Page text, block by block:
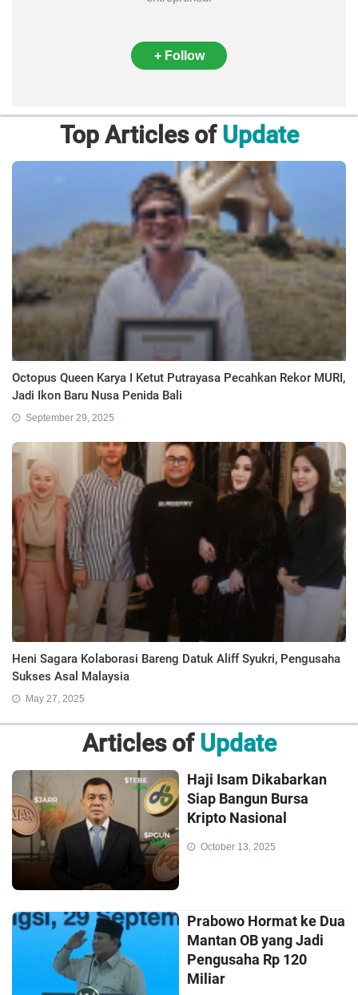
+ Follow
Top Articles of Update
Octopus Queen Karya I Ketut Putrayasa Pecahkan Rekor MURI,
Jadi Ikon Baru Nusa Penida Bali
September 29, 2025
Heni Sagara Kolaborasi Bareng Datuk Aliff Syukri, Pengusaha
Sukses Asal Malaysia
May 27, 2025
Articles of Update
Haji Isam Dikabarkan
Siap Bangun Bursa
Kripto Nasional
October 13, 2025
Prabowo Hormat ke Dua
Mantan OB yang Jadi
Pengusaha Rp 120
Miliar